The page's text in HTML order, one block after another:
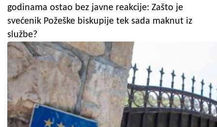
godinama ostao bez javne reakcije: Zašto je
svećenik Požeške biskupije tek sada maknut iz
službe?